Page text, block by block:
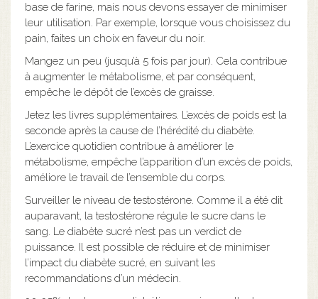
base de farine, mais nous devons essayer de minimiser
leur utilisation. Par exemple, lorsque vous choisissez du
pain, faites un choix en faveur du noir.
Mangez un peu (jusqu’à 5 fois par jour). Cela contribue
à augmenter le métabolisme, et par conséquent,
empêche le dépôt de l’excès de graisse.
Jetez les livres supplémentaires. L’excès de poids est la
seconde après la cause de l’hérédité du diabète.
L’exercice quotidien contribue à améliorer le
métabolisme, empêche l’apparition d’un excès de poids,
améliore le travail de l’ensemble du corps.
Surveiller le niveau de testostérone. Comme il a été dit
auparavant, la testostérone régule le sucre dans le
sang. Le diabète sucré n’est pas un verdict de
puissance. Il est possible de réduire et de minimiser
l’impact du diabète sucré, en suivant les
recommandations d’un médecin.